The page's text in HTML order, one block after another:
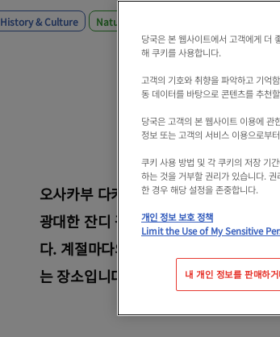
History & Culture Nature & Outdoors
오사카부 다카쓰키시에 있는 “아마 유
광대한 잔디 광장과 대형 놀이기구, 고
다. 계절마다의 자연이나 이벤트도 충
는 장소입니다.
당국은 본 웹사이트에서 고객에게 더
해 쿠키를 사용합니다.
고객의 기호와 취향을 파악하고 기억
동 데이터를 바탕으로 콘텐츠를 추천
당국은 고객의 본 웹사이트 이용에
정보 또는 고객의 서비스 이용으로부
쿠키 사용 방법 및 각 쿠키의 저장 기
하는 것을 거부할 권리가 있습니다.
한 경우 해당 설정을 존중합니다.
개인 정보 보호 정책
Limit the Use of My Sensitive
내 개인 정보를 판매하